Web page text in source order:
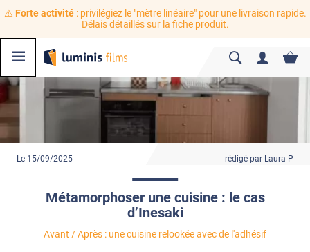
⚠️ Forte activité: privilégiez le "mètre linéaire" pour une livraison rapide.
Délais détaillés sur la fiche produit.
Le 15/09/2025 rédigé par Laura P
Métamorphoser une cuisine : le cas
d’Inesaki
Avant / Après : une cuisine relookée avec de l'adhésif